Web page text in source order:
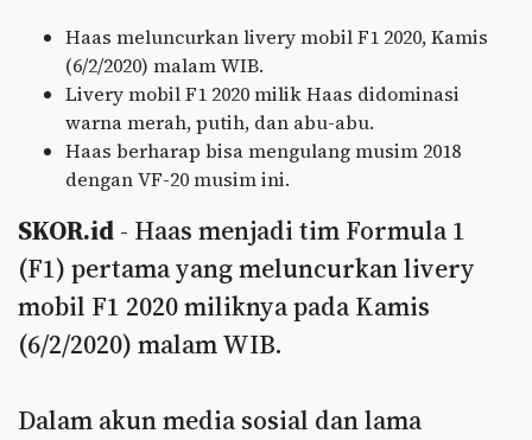
Haas meluncurkan livery mobil F1 2020, Kamis
(6/2/2020) malam WIB.
Livery mobil F1 2020 milik Haas didominasi
warna merah, putih, dan abu-abu.
Haas berharap bisa mengulang musim 2018
dengan VF-20 musim ini.
SKOR.id - Haas menjadi tim Formula 1
(F1) pertama yang meluncurkan livery
mobil F1 2020 miliknya pada Kamis
(6/2/2020) malam WIB.
Dalam akun media sosial dan lama
SKOR
SPECIAL
Video